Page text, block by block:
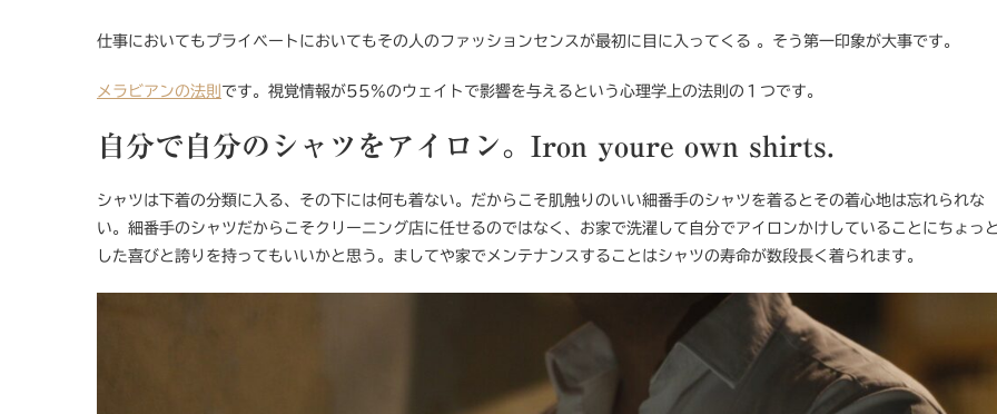
仕事においてもプライベートにおいてもその人のファッションセンスが最初に目に入ってくる 。そう第一印象が大事です。
メラビアンの法則 です。視覚情報が55%のウェイトで影響を与えるという心理学上の法則の１つです。
自分で自分のシャツをアイロン。Iron youre own shirts.
シャツは下着の分類に入る、その下には何も着ない。だからこそ肌触りのいい細番手のシャツを着るとその着心地は忘れられな
い。細番手のシャツだからこそクリーニング店に任せるのではなく、お家で洗濯して自分でアイロンかけしていることにちょっ
した喜びと誇りを持ってもいいかと思う。ましてや家でメンテナンスすることはシャツの寿命が数段長く着られます。